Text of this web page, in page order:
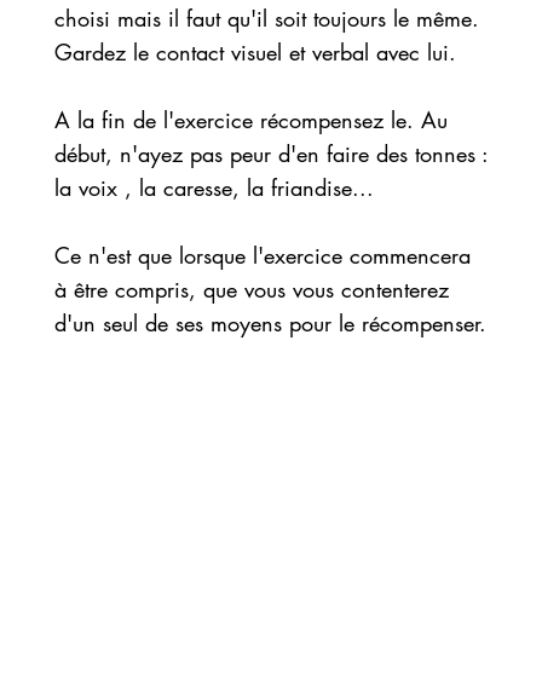
choisi mais il faut qu'il soit toujours le même.
Gardez le contact visuel et verbal avec lui.
A la fin de l'exercice récompensez le. Au
début, n'ayez pas peur d'en faire des tonnes :
la voix , la caresse, la friandise...
Ce n'est que lorsque l'exercice commencera
à être compris, que vous vous contenterez
d'un seul de ses moyens pour le récompenser.